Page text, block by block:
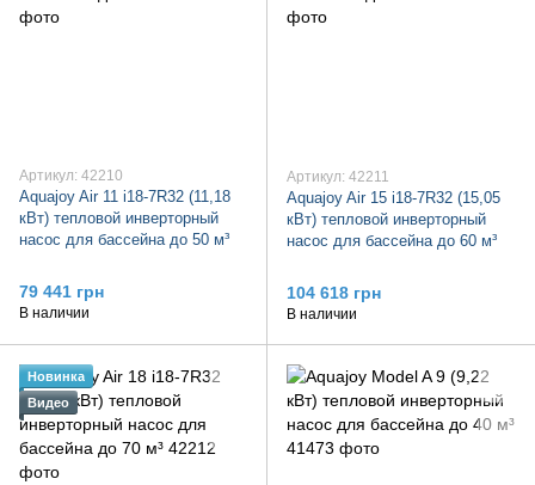
Артикул: 42210
Aquajoy Air 11 i18-7R32 (11,18
кВт) тепловой инверторный
насос для бассейна до 50 м³
79 441 грн
В наличии
Артикул: 42211
Aquajoy Air 15 i18-7R32 (15,05
кВт) тепловой инверторный
насос для бассейна до 60 м³
104 618 грн
В наличии
Новинка
Видео